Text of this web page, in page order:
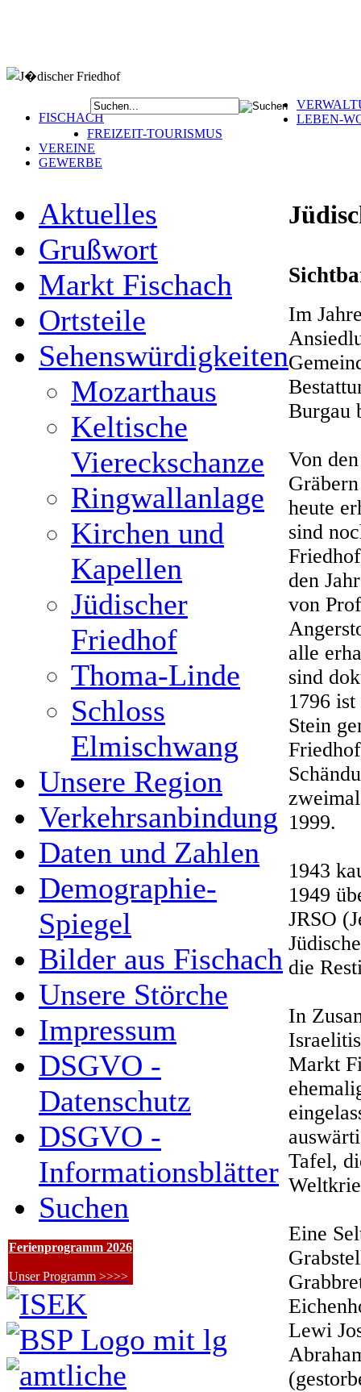
FISCHACH
LEBEN-
FREIZEIT-TOURISMUS
VEREINE
GEWERBE
Aktuelles
Grußwort
Markt Fischach
Ortsteile
Sehenswürdigkeiten
Mozarthaus
Keltische
Viereckschanze
Ringwallanlage
Kirchen und
Kapellen
Jüdischer
Friedhof
Thoma-Linde
Schloss
Elmischwang
Unsere Region
Verkehrsanbindung
Daten und Zahlen
Demographie-
Spiegel
Bilder aus Fischach
Unsere Störche
Impressum
DSGVO -
Datenschutz
DSGVO -
Informationsblätter
Suchen
Ferienprogramm 2026
Unser Programm >>>>
Im
Burgau
Von
heute
sind
den
von
alle
sind
1796
Stein
1999.
1943
1949
JRSO
die
In
Markt
Tafel,
Eine
Lewi